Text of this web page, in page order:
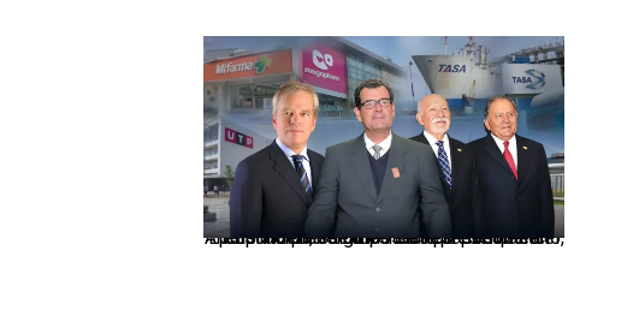
Los principales grupos empresariales del país mantienen una fuerte presencia en Áncash mediante inversiones en comercio, educación, salud e industria pesquera.